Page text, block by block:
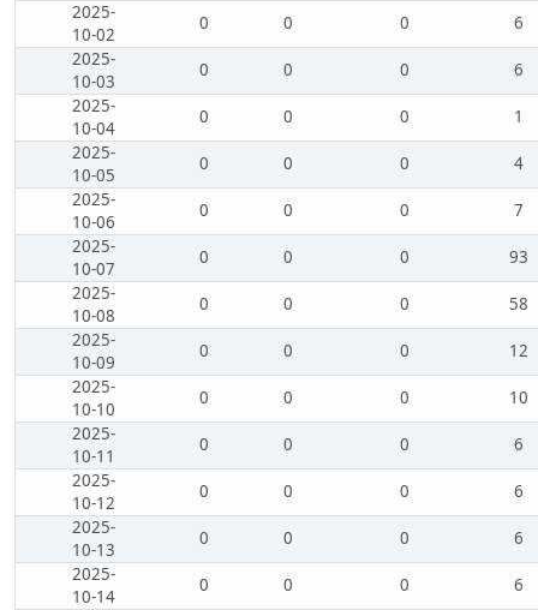
2025-
10-02
0 0 0
6
2025-
10-03
0 0 0
6
2025-
10-04
0 0 0
1
2025-
10-05
0 0 0
4
2025-
10-06
0 0 0
7
2025-
10-07
0 0 0
93
2025-
10-08
0 0 0
58
2025-
10-09
0 0 0
12
2025-
10-10
0 0 0
10
2025-
10-11
0 0 0
6
2025-
10-12
0 0 0
6
2025-
10-13
0 0 0
6
2025-
10-14
0 0 0 6